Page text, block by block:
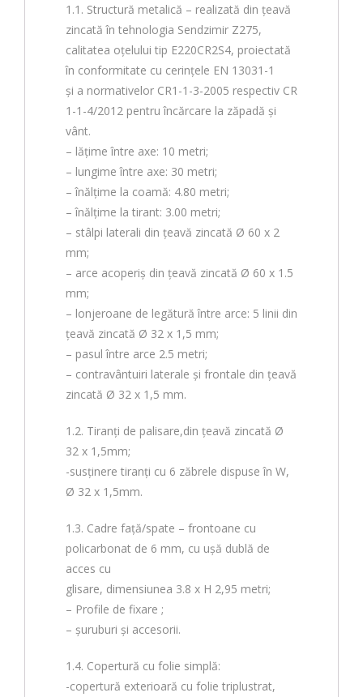
1.1. Structură metalică – realizată din țeavă
zincată în tehnologia Sendzimir Z275,
calitatea oțelului tip E220CR2S4, proiectată
în conformitate cu cerințele EN 13031-1
și a normativelor CR1-1-3-2005 respectiv CR
1-1-4/2012 pentru încărcare la zăpadă și
vânt.
– lățime între axe: 10 metri;
– lungime între axe: 30 metri;
– înălțime la coamă: 4.80 metri;
– înălțime la tirant: 3.00 metri;
– stâlpi laterali din țeavă zincată Ø 60 x 2
mm;
– arce acoperiș din țeavă zincată Ø 60 x 1.5
mm;
– lonjeroane de legătură între arce: 5 linii din
țeavă zincată Ø 32 x 1,5 mm;
– pasul între arce 2.5 metri;
– contravântuiri laterale și frontale din țeavă
zincată Ø 32 x 1,5 mm.
1.2. Tiranți de palisare,din țeavă zincată Ø
32 x 1,5mm;
-susținere tiranți cu 6 zăbrele dispuse în W,
Ø 32 x 1,5mm.
1.3. Cadre faţă/spate – frontoane cu
policarbonat de 6 mm, cu ușă dublă de
acces cu
glisare, dimensiunea 3.8 x H 2,95 metri;
– Profile de fixare ;
– șuruburi și accesorii.
1.4. Copertură cu folie simplă:
-copertură exterioară cu folie triplustrat,